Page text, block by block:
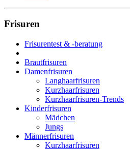
Frisuren
Frisurentest & -beratung
Brautfrisuren
Damenfrisuren
Langhaarfrisuren
Kurzhaarfrisuren
Kurzhaarfrisuren-Trends
Kinderfrisuren
Mädchen
Jungs
Männerfrisuren
Kurzhaarfrisuren